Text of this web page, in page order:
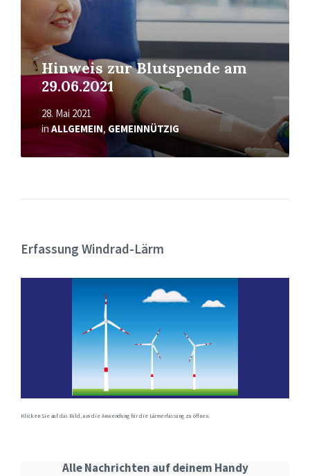
Hinweis zur Blutspende am
29.06.2021
28. Mai 2021
inALLGEMEIN, GEMEINNÜTZIG
Erfassung Windrad-Lärm
Klicken Sie auf das Bild, um die Anwendung für die Lärmerfassung zu öffnen.
Alle Nachrichten auf deinem Handy